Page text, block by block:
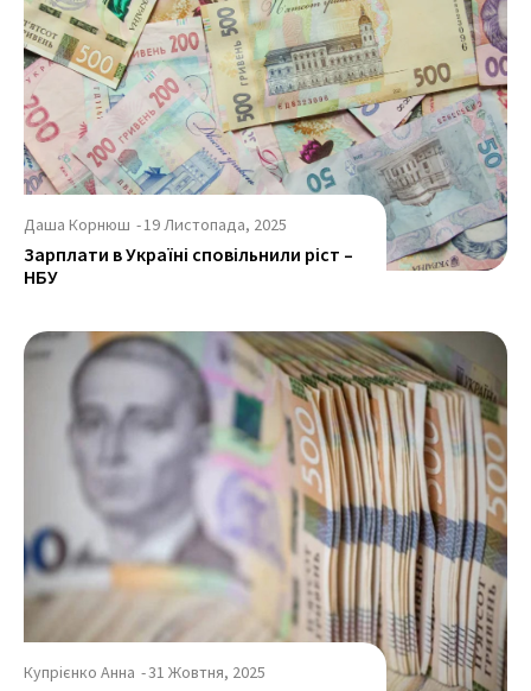
Даша Корнюш -19 Листопада, 2025
Зарплати в Україні сповільнили ріст –
НБУ
Купрієнко Анна -31 Жовтня, 2025